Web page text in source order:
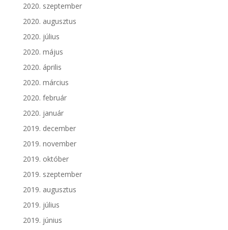
2020. szeptember
2020. augusztus
2020. július
2020. május
2020. április
2020. március
2020. február
2020. január
2019. december
2019. november
2019. október
2019. szeptember
2019. augusztus
2019. július
2019. június